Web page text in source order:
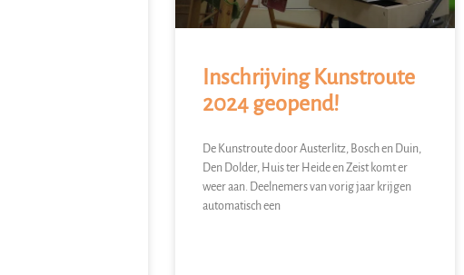
Inschrijving Kunstroute
2024 geopend!
De Kunstroute door Austerlitz, Bosch en Duin,
Den Dolder, Huis ter Heide en Zeist komt er
weer aan. Deelnemers van vorig jaar krijgen
automatisch een